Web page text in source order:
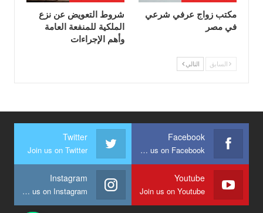
مكتب زواج عرفي شرعي
في مصر
شروط التعويض عن نزع
الملكية للمنفعة العامة
وأهم الإجراءات
السابق التالي
Facebook
Join us on Facebook
Twitter
Join us on Twitter
Youtube
Join us on Youtube
Instagram
Join us on Instagram